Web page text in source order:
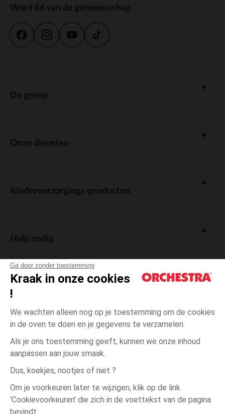
Ga door zonder toestemming
Kraak in onze cookies
!
We wachten alleen nog op je toestemming om de cookies
in de oven te doen en je gegevens te verzamelen.
Als je ons toestemming geeft, kunnen we onze inhoud
aanpassen aan jouw smaak.
Dus, koekjes, nootjes of niet ?
Om je voorkeuren later te wijzigen, klik op de link
'Cookievoorkeuren' die zich in de voettekst van de pagina
bevindt.
Ecru Ecru
12
Word lid van de gemeenschap
De groep
Onze diensten
Kinderverzorgings-producten
Hulp nodig
Algemene verkoopsvoorwaarden
Wettelijke bepalingen
Persoonsgegevens